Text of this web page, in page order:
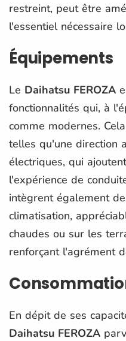
restreint, peut être
l'essentiel nécessaire
Équipements
Le Daihatsu FEROZA
fonctionnalités qui, à
comme modernes.
telles qu'une direction
électriques, qui
l'expérience de
intègrent également
climatisation,
chaudes ou sur les
renforçant l'agrément
En dépit de ses
Daihatsu FEROZA